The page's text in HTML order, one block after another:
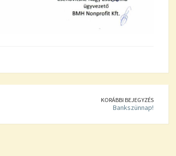
KORÁBBI BEJEGYZÉS
Bankszünnap!